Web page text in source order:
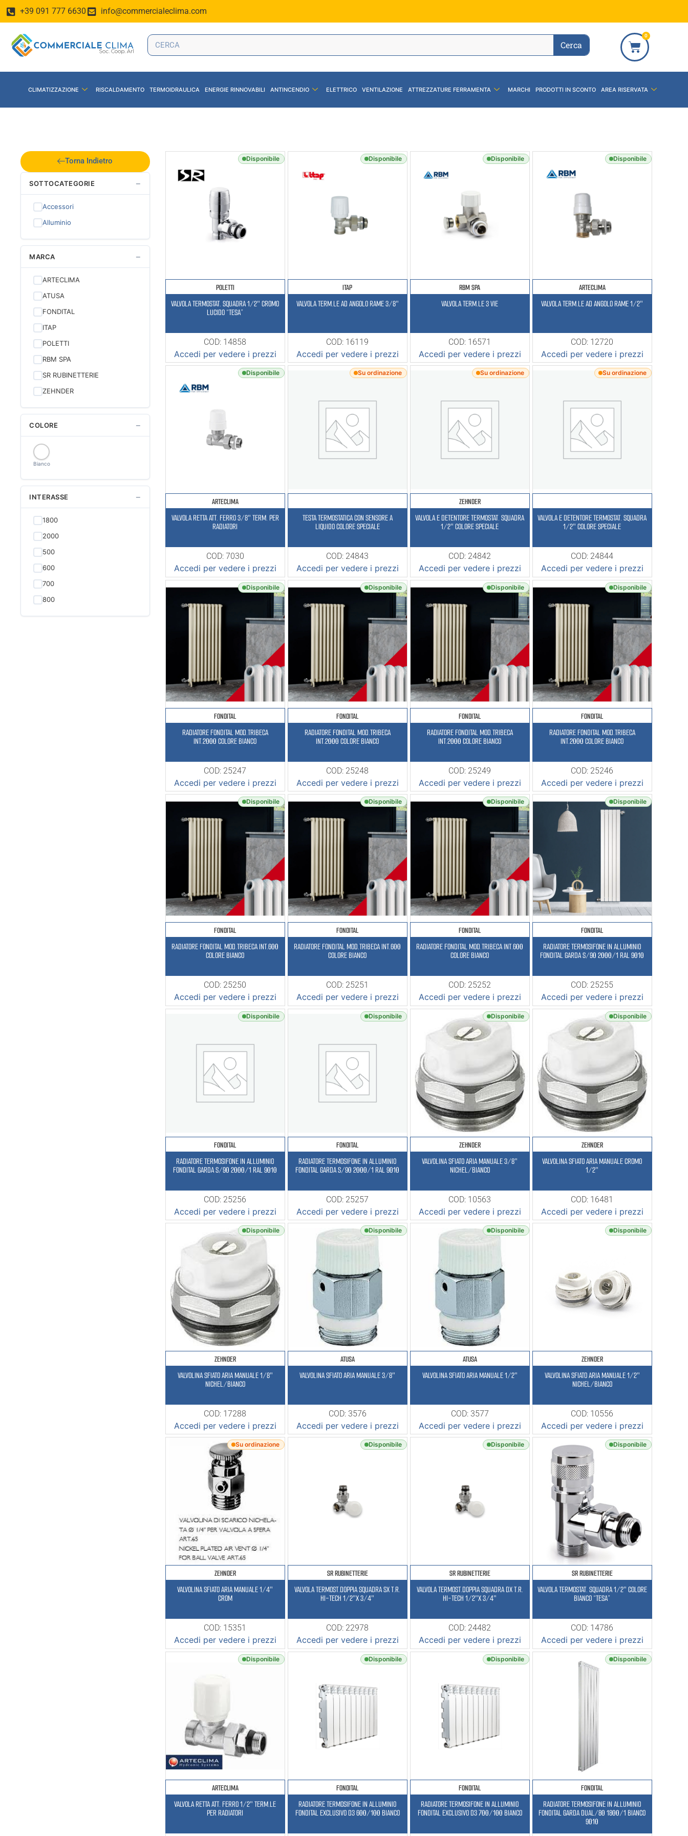
+39 091 777 6630 info@commercialeclima.com
Cerca
0
CLIMATIZZAZIONE RISCALDAMENTO TERMOIDRAULICA ENERGIE RINNOVABILI ANTINCENDIO ELETTRICO VENTILAZIONE ATTREZZATURE FERRAMENTA MARCHI PRODOTTI IN SCONTO AREA RISERVATA
Torna Indietro
SOTTOCATEGORIE −
Accessori
Alluminio
MARCA −
ARTECLIMA
ATUSA
FONDITAL
ITAP
POLETTI
RBM SPA
SR RUBINETTERIE
ZEHNDER
COLORE −
Bianco
INTERASSE −
1800
2000
500
600
700
800
Disponibile
POLETTI
VALVOLA TERMOSTAT. SQUADRA 1/2″ CROMO
LUCIDO “TESA”
COD: 14858
Accedi per vedere i prezzi
Disponibile
ITAP
VALVOLA TERM.LE AD ANGOLO RAME 3/8″
COD: 16119
Accedi per vedere i prezzi
Disponibile
RBM SPA
VALVOLA TERM.LE 3 VIE
COD: 16571
Accedi per vedere i prezzi
Disponibile
ARTECLIMA
VALVOLA TERM.LE AD ANGOLO RAME 1/2″
COD: 12720
Accedi per vedere i prezzi
Disponibile
ARTECLIMA
VALVOLA RETTA ATT. FERRO 3/8″ TERM. PER
RADIATORI
COD: 7030
Accedi per vedere i prezzi
Su ordinazione
TESTA TERMOSTATICA CON SENSORE A
LIQUIDO COLORE SPECIALE
COD: 24843
Accedi per vedere i prezzi
Su ordinazione
ZEHNDER
VALVOLA E DETENTORE TERMOSTAT. SQUADRA
1/2″ COLORE SPECIALE
COD: 24842
Accedi per vedere i prezzi
Su ordinazione
VALVOLA E DETENTORE TERMOSTAT. SQUADRA
1/2″ COLORE SPECIALE
COD: 24844
Accedi per vedere i prezzi
Disponibile
FONDITAL
RADIATORE FONDITAL MOD.TRIBECA
INT.2000 COLORE BIANCO
COD: 25247
Accedi per vedere i prezzi
Disponibile
FONDITAL
RADIATORE FONDITAL MOD.TRIBECA
INT.2000 COLORE BIANCO
COD: 25248
Accedi per vedere i prezzi
Disponibile
FONDITAL
RADIATORE FONDITAL MOD.TRIBECA
INT.2000 COLORE BIANCO
COD: 25249
Accedi per vedere i prezzi
Disponibile
FONDITAL
RADIATORE FONDITAL MOD.TRIBECA
INT.2000 COLORE BIANCO
COD: 25246
Accedi per vedere i prezzi
Disponibile
FONDITAL
RADIATORE FONDITAL MOD.TRIBECA INT.600
COLORE BIANCO
COD: 25250
Accedi per vedere i prezzi
Disponibile
FONDITAL
RADIATORE FONDITAL MOD.TRIBECA INT.600
COLORE BIANCO
COD: 25251
Accedi per vedere i prezzi
Disponibile
FONDITAL
RADIATORE FONDITAL MOD.TRIBECA INT.600
COLORE BIANCO
COD: 25252
Accedi per vedere i prezzi
Disponibile
FONDITAL
RADIATORE TERMOSIFONE IN ALLUMINIO
FONDITAL GARDA S/90 2000/1 RAL 9010
COD: 25255
Accedi per vedere i prezzi
Disponibile
FONDITAL
RADIATORE TERMOSIFONE IN ALLUMINIO
FONDITAL GARDA S/90 2000/1 RAL 9010
COD: 25256
Accedi per vedere i prezzi
Disponibile
FONDITAL
RADIATORE TERMOSIFONE IN ALLUMINIO
FONDITAL GARDA S/90 2000/1 RAL 9010
COD: 25257
Accedi per vedere i prezzi
Disponibile
ZEHNDER
VALVOLINA SFIATO ARIA MANUALE 3/8″
NICHEL/BIANCO
COD: 10563
Accedi per vedere i prezzi
Disponibile
ZEHNDER
VALVOLINA SFIATO ARIA MANUALE CROMO
1/2″
COD: 16481
Accedi per vedere i prezzi
Disponibile
ZEHNDER
VALVOLINA SFIATO ARIA MANUALE 1/8″
NICHEL/BIANCO
COD: 17288
Accedi per vedere i prezzi
Disponibile
ATUSA
VALVOLINA SFIATO ARIA MANUALE 3/8″
COD: 3576
Accedi per vedere i prezzi
Disponibile
ATUSA
VALVOLINA SFIATO ARIA MANUALE 1/2″
COD: 3577
Accedi per vedere i prezzi
Disponibile
ZEHNDER
VALVOLINA SFIATO ARIA MANUALE 1/2″
NICHEL/BIANCO
COD: 10556
Accedi per vedere i prezzi
Su ordinazione
ZEHNDER
VALVOLINA SFIATO ARIA MANUALE 1/4″
CROM
COD: 15351
Accedi per vedere i prezzi
Disponibile
SR RUBINETTERIE
VALVOLA TERMOST.DOPPIA SQUADRA SX T.R.
HI-TECH 1/2″X 3/4″
COD: 22978
Accedi per vedere i prezzi
Disponibile
SR RUBINETTERIE
VALVOLA TERMOST.DOPPIA SQUADRA DX T.R.
HI-TECH 1/2″X 3/4″
COD: 24482
Accedi per vedere i prezzi
Disponibile
SR RUBINETTERIE
VALVOLA TERMOSTAT. SQUADRA 1/2″ COLORE
BIANCO “TESA”
COD: 14786
Accedi per vedere i prezzi
Disponibile
ARTECLIMA
VALVOLA RETTA ATT. FERRO 1/2″ TERM.LE
PER RADIATORI
Disponibile
FONDITAL
RADIATORE TERMOSIFONE IN ALLUMINIO
FONDITAL EXCLUSIVO D3 600/100 BIANCO
Disponibile
FONDITAL
RADIATORE TERMOSIFONE IN ALLUMINIO
FONDITAL EXCLUSIVO D3 700/100 BIANCO
Disponibile
FONDITAL
RADIATORE TERMOSIFONE IN ALLUMINIO
FONDITAL GARDA DUAL/80 1800/1 BIANCO
9010